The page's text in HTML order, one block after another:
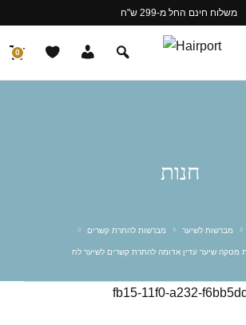
משלוח חינם החל מ-299 ש"ח
0
חנות
מברשות לשיער מברשות להתרת קשרים
מטקה שיער עדין אדומה להתרת קשרים לשיער לח